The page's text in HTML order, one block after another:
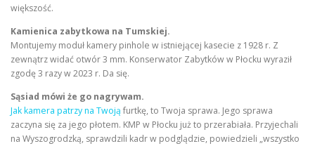
większość.
Kamienica zabytkowa na Tumskiej.
Montujemy moduł kamery pinhole w istniejącej kasecie z 1928 r. Z
zewnątrz widać otwór 3 mm. Konserwator Zabytków w Płocku wyraził
zgodę 3 razy w 2023 r. Da się.
Sąsiad mówi że go nagrywam.
Jak kamera patrzy na Twoją furtkę, to Twoja sprawa. Jego sprawa
zaczyna się za jego płotem. KMP w Płocku już to przerabiała. Przyjechali
na Wyszogrodzką, sprawdzili kadr w podglądzie, powiedzieli „wszystko